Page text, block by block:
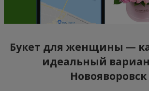
Букет для женщины —
идеальный
Новояворовск